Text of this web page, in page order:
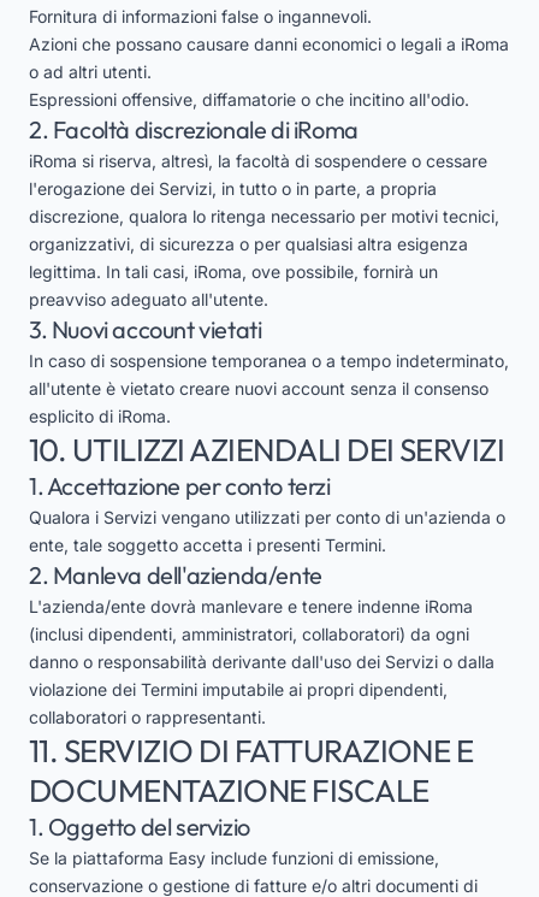
Fornitura di informazioni false o ingannevoli.
Azioni che possano causare danni economici o legali a iRoma
o ad altri utenti.
Espressioni offensive, diffamatorie o che incitino all'odio.
2. Facoltà discrezionale di iRoma
iRoma si riserva, altresì, la facoltà di sospendere o cessare
l'erogazione dei Servizi, in tutto o in parte, a propria
discrezione, qualora lo ritenga necessario per motivi tecnici,
organizzativi, di sicurezza o per qualsiasi altra esigenza
legittima. In tali casi, iRoma, ove possibile, fornirà un
preavviso adeguato all'utente.
3. Nuovi account vietati
In caso di sospensione temporanea o a tempo indeterminato,
all'utente è vietato creare nuovi account senza il consenso
esplicito di iRoma.
10. UTILIZZI AZIENDALI DEI SERVIZI
1. Accettazione per conto terzi
Qualora i Servizi vengano utilizzati per conto di un'azienda o
ente, tale soggetto accetta i presenti Termini.
2. Manleva dell'azienda/ente
L'azienda/ente dovrà manlevare e tenere indenne iRoma
(inclusi dipendenti, amministratori, collaboratori) da ogni
danno o responsabilità derivante dall'uso dei Servizi o dalla
violazione dei Termini imputabile ai propri dipendenti,
collaboratori o rappresentanti.
11. SERVIZIO DI FATTURAZIONE E
DOCUMENTAZIONE FISCALE
1. Oggetto del servizio
Se la piattaforma Easy include funzioni di emissione,
conservazione o gestione di fatture e/o altri documenti di